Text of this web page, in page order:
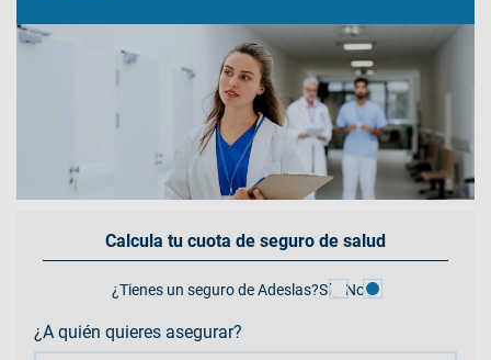
Calcula tu cuota de seguro de salud
¿Tienes un seguro de Adeslas?Sí No
¿A quién quieres asegurar?